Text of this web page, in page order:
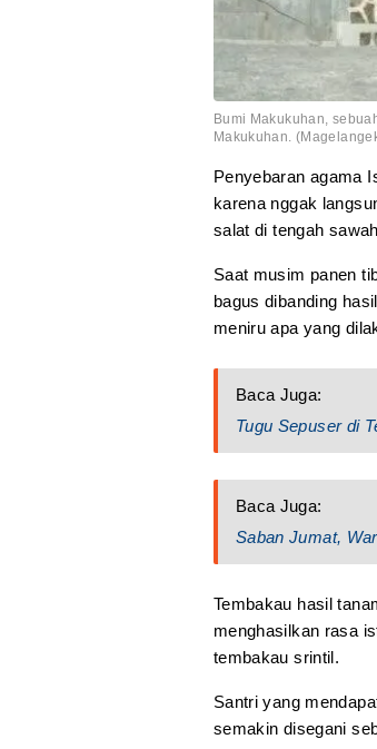
Bumi Makukuhan,
Makukuhan.
Penyebaran agama
karena nggak
salat di tengah
Saat musim panen
bagus dibanding
meniru apa yang
Baca Juga:
Tugu Sepuser di
Baca Juga:
Saban Jumat,
Tembakau hasil
menghasilkan rasa
tembakau srintil.
Santri yang
semakin disegani